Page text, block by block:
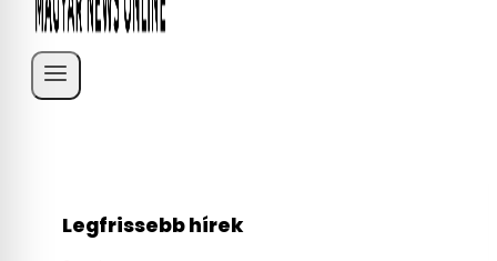
Legfrissebb hírek